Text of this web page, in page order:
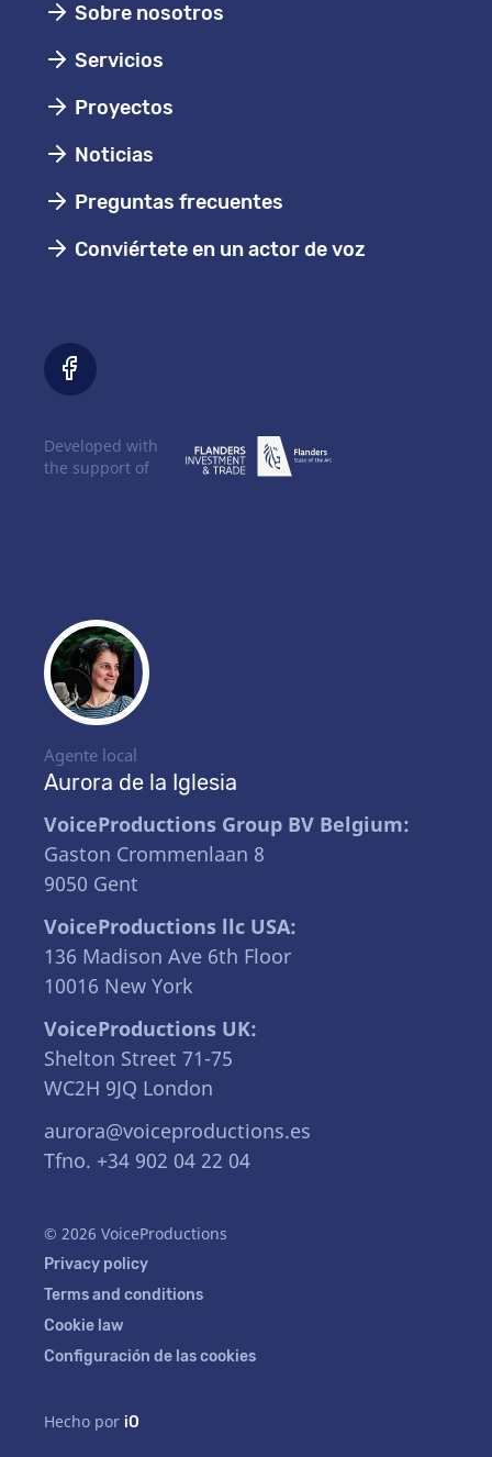
Sobre nosotros
Servicios
Proyectos
Noticias
Preguntas frecuentes
Conviértete en un actor de voz
Agente local
Aurora de la Iglesia
VoiceProductions Group BV Belgium:
Gaston Crommenlaan 8
9050 Gent
VoiceProductions llc USA:
136 Madison Ave 6th Floor
10016 New York
VoiceProductions UK:
Shelton Street 71-75
WC2H 9JQ London
aurora@voiceproductions.es
Tfno. +34 902 04 22 04
© 2026 VoiceProductions
Privacy policy
Terms and conditions
Cookie law
Configuración de las cookies
Hecho por iO
Developed with
the support of